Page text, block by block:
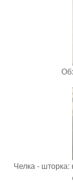
Челка - шторка: